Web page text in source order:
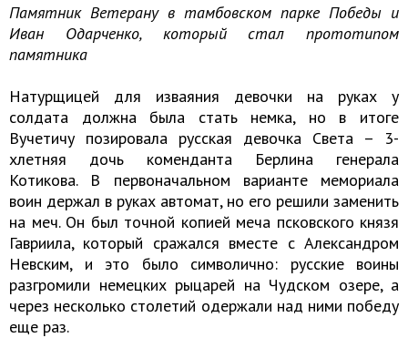
Памятник Ветерану в тамбовском парке Победы и
Иван Одарченко, который стал прототипом
памятника
Натурщицей для изваяния девочки на руках у
солдата должна была стать немка, но в итоге
Вучетичу позировала русская девочка Света – 3-
хлетняя дочь коменданта Берлина генерала
Котикова. В первоначальном варианте мемориала
воин держал в руках автомат, но его решили заменить
на меч. Он был точной копией меча псковского князя
Гавриила, который сражался вместе с Александром
Невским, и это было символично: русские воины
разгромили немецких рыцарей на Чудском озере, а
через несколько столетий одержали над ними победу
еще раз.